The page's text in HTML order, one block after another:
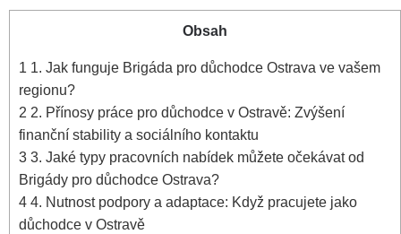
Obsah
1 1. Jak funguje Brigáda pro důchodce Ostrava ve vašem
regionu?
2 2. Přínosy práce pro důchodce v Ostravě: Zvýšení
finanční stability a sociálního kontaktu
3 3. Jaké typy pracovních nabídek můžete očekávat od
Brigády pro důchodce Ostrava?
4 4. Nutnost podpory a adaptace: Když pracujete jako
důchodce v Ostravě